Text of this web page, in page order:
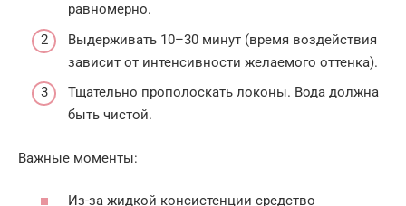
равномерно.
Выдерживать 10–30 минут (время воздействия
зависит от интенсивности желаемого оттенка).
Тщательно прополоскать локоны. Вода должна
быть чистой.
Важные моменты:
Из-за жидкой консистенции средство